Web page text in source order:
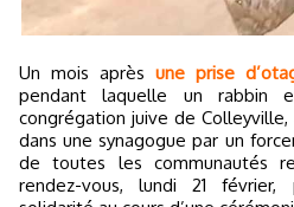
Un mois après une prise
pendant laquelle un rabbin
congrégation juive de
dans une synagogue par un
de toutes les communautés
rendez-vous, lundi 21